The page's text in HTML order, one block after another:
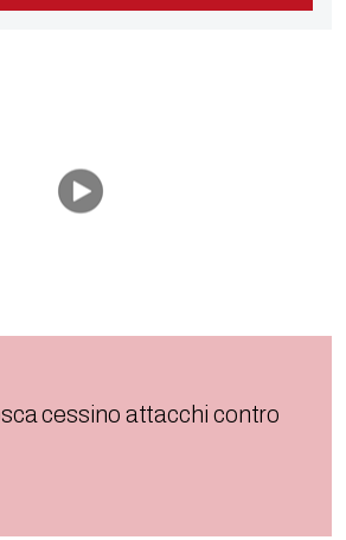
cessino attacchi contro